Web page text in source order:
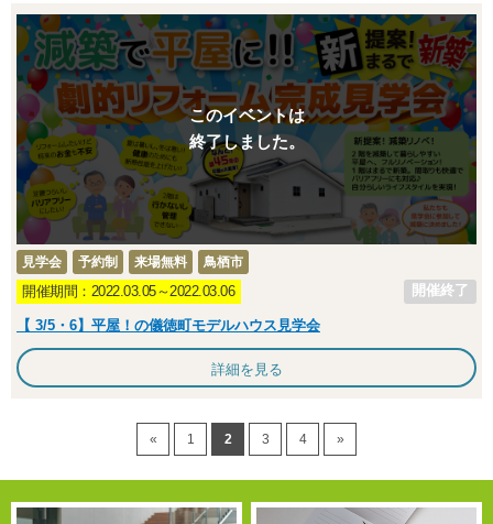
このイベントは
終了しました。
見学会 予約制 来場無料 鳥栖市
開催期間：2022.03.05～2022.03.06 開催終了
【 3/5・6】平屋！の儀徳町モデルハウス見学会
詳細を見る
« 1 2 3 4 »